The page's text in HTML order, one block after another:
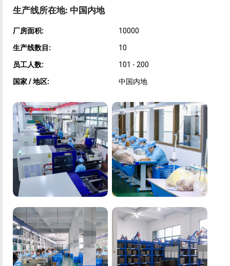
生产线所在地: 中国内地
厂房面积: 10000
生产线数目: 10
员工人数: 101 - 200
国家 / 地区: 中国内地